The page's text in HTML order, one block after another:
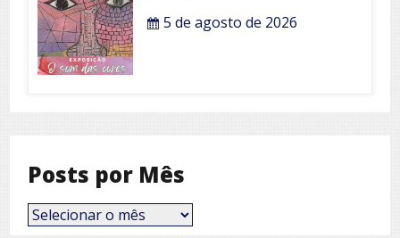
5 de agosto de 2026
Posts por Mês
Posts
por